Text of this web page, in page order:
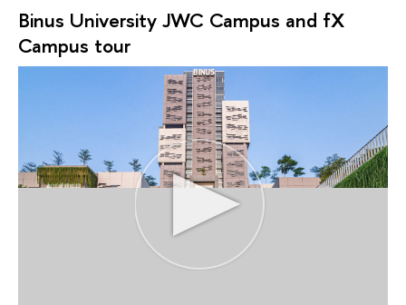
Binus University JWC Campus and fX
Campus tour